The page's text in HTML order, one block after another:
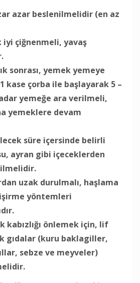
azar beslenilmelidir (en az
iyi çiğnenmeli, yavaş
sonrası, yemek yemeye
kase çorba ile başlayarak 5 –
yemeğe ara verilmeli,
yemeklere devam
süre içersinde belirli
ayran gibi içeceklerden
uzak durulmalı, haşlama
yöntemleri
kabızlığı önlemek için, lif
gıdalar (kuru baklagiller,
sebze ve meyveler)